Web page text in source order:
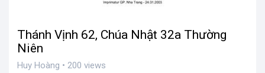
Thánh Vịnh 62, Chúa Nhật 32a Thường
Niên
Huy Hoàng • 200 views